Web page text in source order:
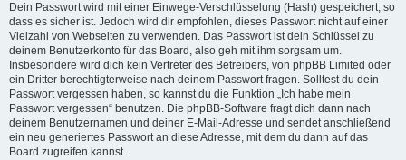
Dein Passwort wird mit einer Einwege-Verschlüsselung (Hash) gespeichert, so
dass es sicher ist. Jedoch wird dir empfohlen, dieses Passwort nicht auf einer
Vielzahl von Webseiten zu verwenden. Das Passwort ist dein Schlüssel zu
deinem Benutzerkonto für das Board, also geh mit ihm sorgsam um.
Insbesondere wird dich kein Vertreter des Betreibers, von phpBB Limited oder
ein Dritter berechtigterweise nach deinem Passwort fragen. Solltest du dein
Passwort vergessen haben, so kannst du die Funktion „Ich habe mein
Passwort vergessen“ benutzen. Die phpBB-Software fragt dich dann nach
deinem Benutzernamen und deiner E-Mail-Adresse und sendet anschließend
ein neu generiertes Passwort an diese Adresse, mit dem du dann auf das
Board zugreifen kannst.